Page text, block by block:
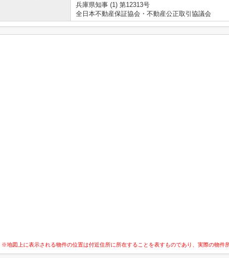
兵庫県知事 (1) 第12313号
全日本不動産保証協会・不動産公正取引協議会
※地図上に表示される物件の位置は付近住所に所在することを表すものであり、実際の物件